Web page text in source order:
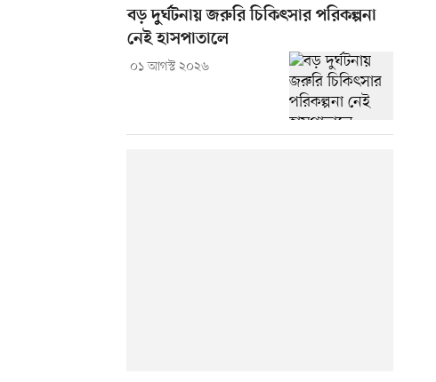
বড় দুর্ঘটনায় জরুরি চিকিৎসার পরিকল্পনা
নেই হাসপাতালে
০১ আগস্ট ২০২৬